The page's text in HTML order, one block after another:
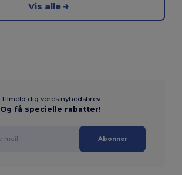
Vis alle
Tilmeld dig vores nyhedsbrev
Og få specielle rabatter!
Abonner